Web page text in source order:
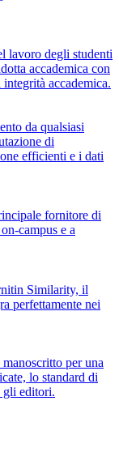
lavoro degli studenti
accademica con
accademica.
da qualsiasi
di
efficienti e i dati
fornitore di
campus e a
Similarity, il
perfettamente nei
per una
lo standard di
gli editori.